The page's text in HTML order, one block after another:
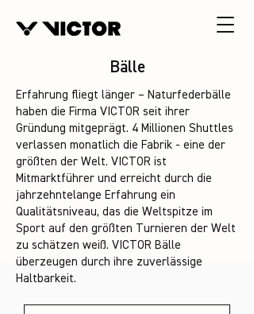
Bälle
Erfahrung fliegt länger – Naturfederbälle
haben die Firma VICTOR seit ihrer
Gründung mitgeprägt. 4 Millionen Shuttles
verlassen monatlich die Fabrik - eine der
größten der Welt. VICTOR ist
Mitmarktführer und erreicht durch die
jahrzehntelange Erfahrung ein
Qualitätsniveau, das die Weltspitze im
Sport auf den größten Turnieren der Welt
zu schätzen weiß. VICTOR Bälle
überzeugen durch ihre zuverlässige
Haltbarkeit.